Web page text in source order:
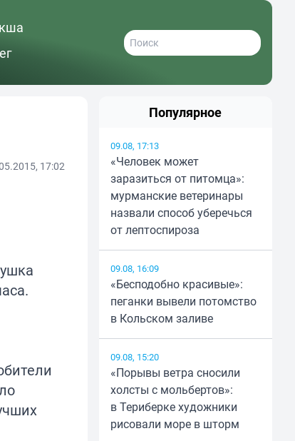
17:02
Популярное
09.08, 17:13
«Человек может
заразиться от питомца»:
мурманские ветеринары
назвали способ уберечься
от лептоспироза
09.08, 16:09
«Бесподобно красивые»:
пеганки вывели потомство
в Кольском заливе
09.08, 15:20
«Порывы ветра сносили
холсты с мольбертов»:
в Териберке художники
рисовали море в шторм